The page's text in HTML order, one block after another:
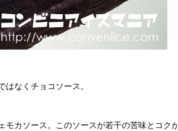
なくチョコソース。
カソース。このソースが若干の苦味とコク